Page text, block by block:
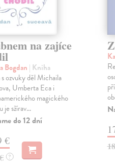
na zajíce
Bogdan | Kniha
ozvuky děl Michaila
Umberta Eca i
magického
je sžírav...
do 12 dní
€
?